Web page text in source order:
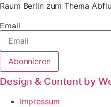
Raum Berlin zum Thema
Email
Abonnieren
Design & Content by
Impressum